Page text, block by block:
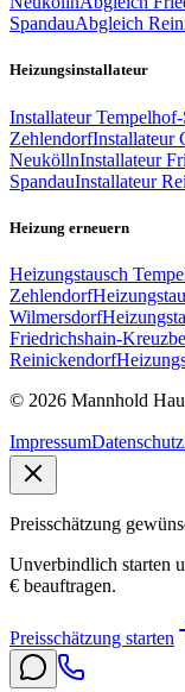
SpandauAbgleich
Heizungsinstallateur
Installateur
ZehlendorfInstallateur
NeuköllnInstallateur
SpandauInstallateur
Heizung erneuern
Heizungstausch
Zehlendorf
Wilmersdorf
Friedrichshain-
Reinickendorf
© 2026 Mannhold
ImpressumDatenschutz
Preisschätzung
Unverbindlich starten
€ beauftragen.
Preisschätzung starten